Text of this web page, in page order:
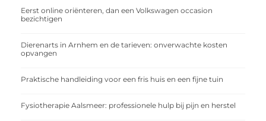
Eerst online oriënteren, dan een Volkswagen occasion
bezichtigen
Dierenarts in Arnhem en de tarieven: onverwachte kosten
opvangen
Praktische handleiding voor een fris huis en een fijne tuin
Fysiotherapie Aalsmeer: professionele hulp bij pijn en herstel